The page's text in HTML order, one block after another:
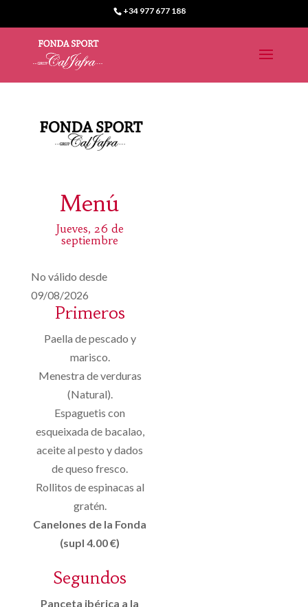
+34 977 677 188
Menú
Jueves, 26 de
septiembre
No válido desde
09/08/2026
Primeros
Paella de pescado y
marisco.
Menestra de verduras
(Natural).
Espaguetis con
esqueixada de bacalao,
aceite al pesto y dados
de queso fresco.
Rollitos de espinacas al
gratén.
Canelones de la Fonda
(supl 4.00 €)
Segundos
Panceta ibérica a la